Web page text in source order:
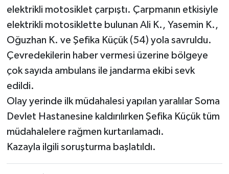
elektrikli motosiklet çarpıştı. Çarpmanın etkisiyle
elektrikli motosiklette bulunan Ali K., Yasemin K.,
Oğuzhan K. ve Şefika Küçük (54) yola savruldu.
Çevredekilerin haber vermesi üzerine bölgeye
çok sayıda ambulans ile jandarma ekibi sevk
edildi.
Olay yerinde ilk müdahalesi yapılan yaralılar Soma
Devlet Hastanesine kaldırılırken Şefika Küçük tüm
müdahalelere rağmen kurtarılamadı.
Kazayla ilgili soruşturma başlatıldı.